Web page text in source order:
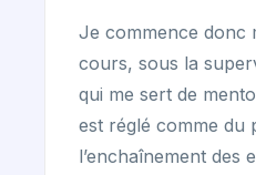
Je commence donc
cours, sous la
qui me sert de
est réglé comme du
l’enchaînement des